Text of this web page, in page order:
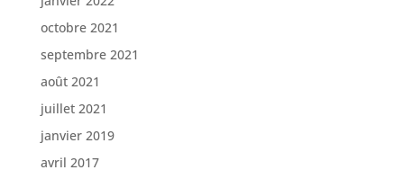
octobre 2021
septembre 2021
août 2021
juillet 2021
janvier 2019
avril 2017